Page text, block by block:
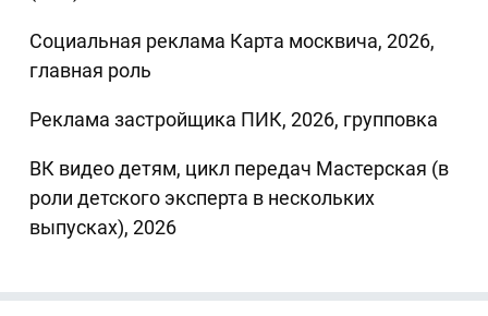
Социальная реклама Карта москвича, 2026,
главная роль
Реклама застройщика ПИК, 2026, групповка
ВК видео детям, цикл передач Мастерская (в
роли детского эксперта в нескольких
выпусках), 2026